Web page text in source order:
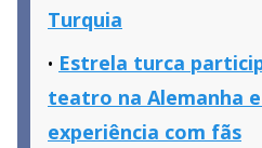
Turquia
Estrela turca
teatro na Alemanha
experiência com fãs